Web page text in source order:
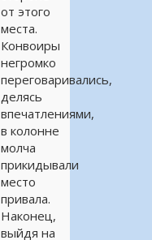
от этого
места.
Конвоиры
негромко
переговаривались,
делясь
впечатлениями,
в колонне
молча
прикидывали
место
привала.
Наконец,
выйдя на